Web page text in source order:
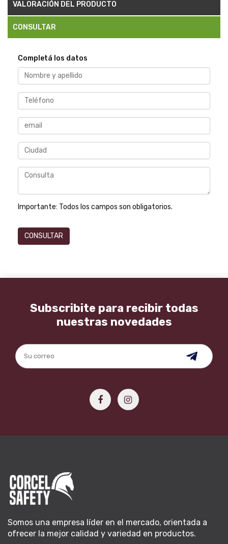
VALORACIÓN DEL PRODUCTO
CONSULTAR
Completá los datos
Importante: Todos los campos son obligatorios.
Subscribite para recibir todas
nuestras novedades
Somos una empresa líder en el mercado, orientada a
ofrecer la mejor calidad y variedad en productos.